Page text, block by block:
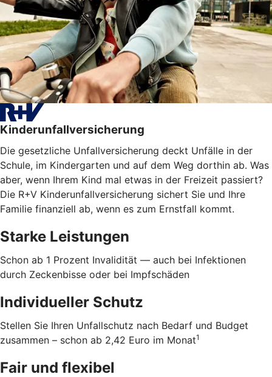
Kinderunfallversicherung
Die gesetzliche Unfallversicherung deckt Unfälle in der
Schule, im Kindergarten und auf dem Weg dorthin ab. Was
aber, wenn Ihrem Kind mal etwas in der Freizeit passiert?
Die R+V Kinderunfallversicherung sichert Sie und Ihre
Familie finanziell ab, wenn es zum Ernstfall kommt.
Starke Leistungen
Schon ab 1 Prozent Invalidität — auch bei Infektionen
durch Zeckenbisse oder bei Impfschäden
Individueller Schutz
Stellen Sie Ihren Unfallschutz nach Bedarf und Budget
zusammen – schon ab 2,42 Euro im Monat1
Fair und flexibel